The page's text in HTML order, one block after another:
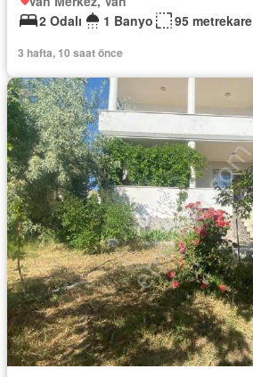
2 Odalı
1 Banyo 95 metrekare
3 hafta, 10 saat önce